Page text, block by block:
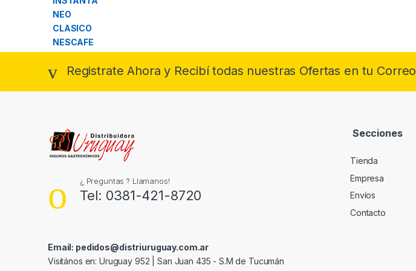
Registrate Ahora y Recibí todas nuestras Ofertas en tu Correo
¿ Preguntas ? Llamanos!
Tel: 0381-421-8720
Email: pedidos@distriuruguay.com.ar
Visitános en: Uruguay 952 | San Juan 435 - S.M de Tucumán
Secciones
Tienda
Empresa
Envíos
Contacto